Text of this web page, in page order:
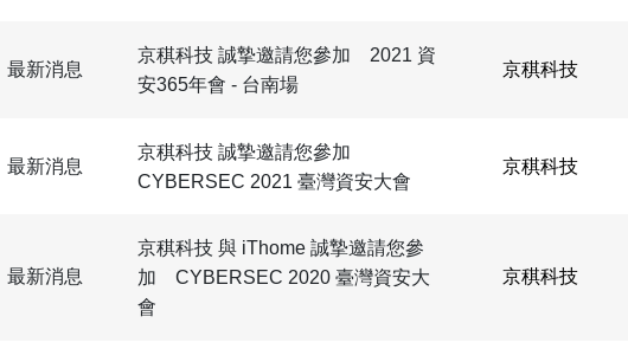
最新消息
京稘科技 誠摯邀請您參加 2021 資
安365年會 - 台南場
京稘科技
最新消息
京稘科技 誠摯邀請您參加
CYBERSEC 2021 臺灣資安大會
京稘科技
最新消息
京稘科技 與 iThome 誠摯邀請您參
加 CYBERSEC 2020 臺灣資安大
會
京稘科技